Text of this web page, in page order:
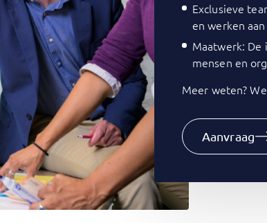
Exclusieve
en werken
Maatwerk: De
mensen en
Meer weten?
Aanvraag